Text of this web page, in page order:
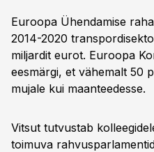
Euroopa Ühendamise
2014-2020
miljardit eurot. Euroopa
eesmärgi, et vähemalt 50
mujale kui maanteedesse.
Vitsut tutvustab
toimuva